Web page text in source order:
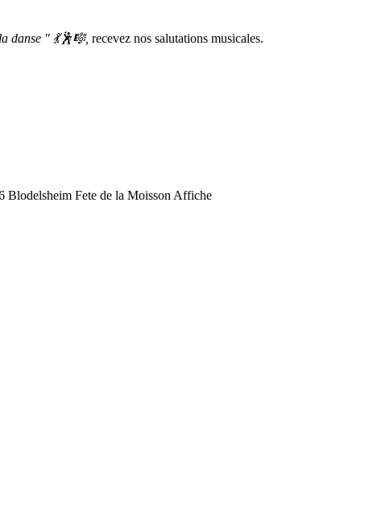
danse " 💃🕺🎼, recevez nos salutations musicales.